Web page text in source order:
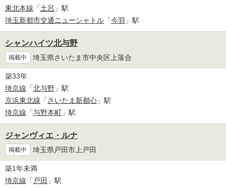
東北本線 「土呂 」駅
埼玉新都市交通ニューシャトル 「今羽 」駅
シャンハイツ北与野
掲載中 埼玉県さいたま市中央区上落合
築33年
埼京線 「北与野 」駅
京浜東北線 「さいたま新都心 」駅
埼京線 「与野本町 」駅
ジャンヴィエ・ルナ
掲載中 埼玉県戸田市上戸田
築1年未満
埼京線 「 戸田 」駅